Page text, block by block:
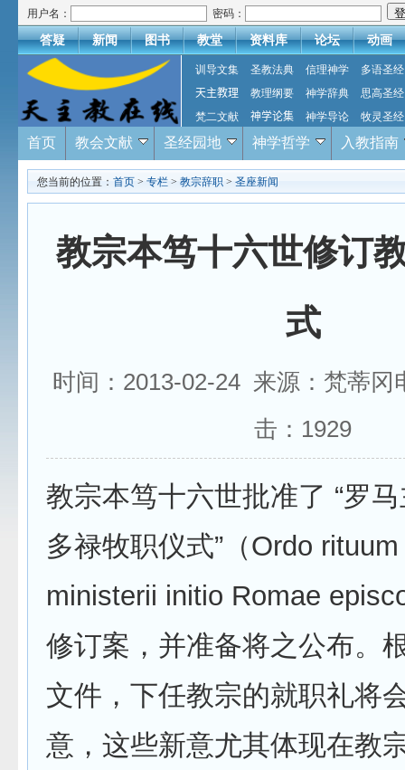
用户名： 密码：
答疑 新闻 图书 教堂 资料库 论坛 动画
训导文集 圣教法典 信理神学
多语圣经
天主教理
教理纲要 神学辞典
思高圣经
梵二文献
神学论集 神学导论 牧灵圣经
首页 教会文献 圣经园地 神学哲学 入教指南
您当前的位置： 首页 > 专栏 > 教宗辞职 > 圣座新闻
教宗本笃十六世修订
式
时间：2013-02-24 来源：梵蒂
击： 1929
教宗本笃十六世批准了 “罗
多禄牧职仪式”（Ordo
ministerii initio Romae
修订案，并准备将之公布。
文件，下任教宗的就职礼将
意，这些新意尤其体现在教